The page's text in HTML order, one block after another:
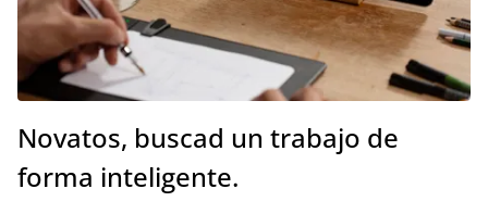
Novatos, buscad un trabajo de
forma inteligente.